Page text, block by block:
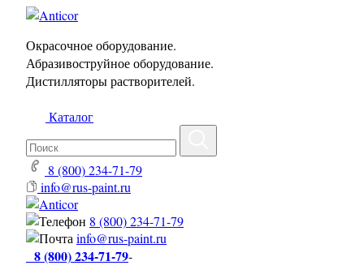
Окрасочное оборудование.
Абразивоструйное оборудование.
Дистилляторы растворителей.
Каталог
8 (800) 234-71-79
info@rus-paint.ru
8 (800) 234-71-79
info@rus-paint.ru
8 (800) 234-71-79-